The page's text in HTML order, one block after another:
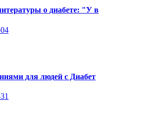
о диабете: "У в
для людей с Диабет